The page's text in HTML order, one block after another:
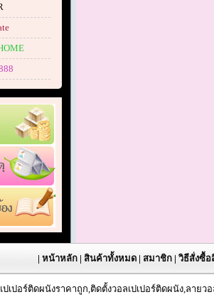
| หน้าหลัก | สินค้าทั้งหมด | สมาชิก | วิธีสั่งซื้
ปเปอร์ติดผนังราคาถูก,ติดตั้งวอลเปเปอร์ติดผนัง,ลาย